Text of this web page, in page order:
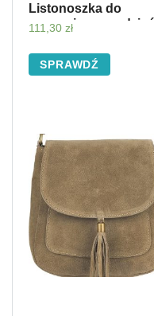
Listonoszka do
noszenia na co dzień
111,30 zł
SPRAWDŹ